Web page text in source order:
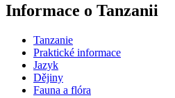
Informace o Tanzanii
Tanzanie
Praktické informace
Jazyk
Dějiny
Fauna a flóra